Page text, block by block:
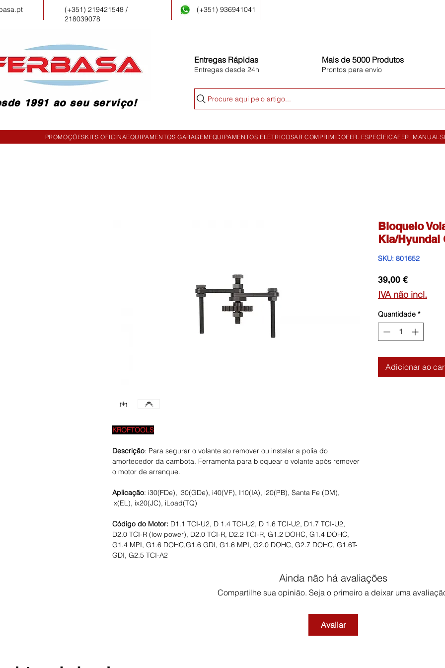
(+351) 219421548 /
218039078
(+351) 936941041
1991 ao seu serviço!
Entregas Rápidas
Entregas desde 24h
Mais de 5000 Produtos
Prontos para envio
Procure aqui pelo artigo...
PROMOÇÕESKITS OFICINAEQUIPAMENTOS GARAGEMEQUIPAMENTOS ELÉTRICOSAR COMPRIMIDOFER. ESPECÍFICAFER. MANUAL
KROFTOOLS
Descrição: Para segurar o volante ao remover ou instalar a polia do
amortecedor da cambota. Ferramenta para bloquear o volante após remover
o motor de arranque.
Aplicação: i30(FDe), i30(GDe), i40(VF), I10(IA), i20(PB), Santa Fe (DM),
ix(EL), ix20(JC), iLoad(TQ)
Código do Motor: D1.1 TCI-U2, D 1.4 TCI-U2, D 1.6 TCI-U2, D1.7 TCI-U2,
D2.0 TCI-R (low power), D2.0 TCI-R, D2.2 TCI-R, G1.2 DOHC, G1.4 DOHC,
G1.4 MPI, G1.6 DOHC,G1.6 GDI, G1.6 MPI, G2.0 DOHC, G2.7 DOHC, G1.6T-
GDI, G2.5 TCI-A2
Bloqueio
Kia/Hyundai
SKU: 801652
39,00 €Preço
IVA não incl.
Quantidade *
Adicionar ao
Ainda não há avaliações
Compartilhe sua opinião. Seja o primeiro a deixar uma
Avaliar